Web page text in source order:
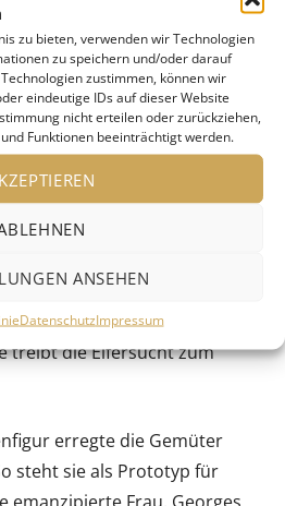
zu bieten, verwenden wir Technologien
zu speichern und/oder darauf
zustimmen, können wir
eindeutige IDs auf dieser Website
nicht erteilen oder zurückziehen,
Funktionen beeinträchtigt werden.
ANSEHEN
DatenschutzImpressum
Prosper Mérimée / in
und deutscher Erzählung
Unabhängigkeit und
den Soldaten Don
verlässt er seine Verlobte
bürgerliches Leben auf, wird
Gesetzlosen und taucht
der Schmuggler*innen
Kontrolle weiß sich
mit fatalen Folgen, denn
treibt die Eifersucht zum
erregte die Gemüter
steht sie als Prototyp für